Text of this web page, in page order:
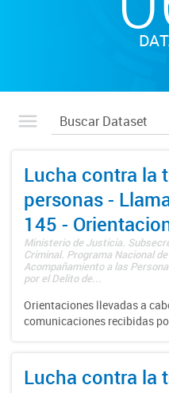
Lucha contra la
personas -
145 -
Ministerio de Justicia.
Criminal. Programa Nacional
Acompañamiento a las
por el Delito de...
Orientaciones llevadas a
comunicaciones recibidas
Lucha contra la